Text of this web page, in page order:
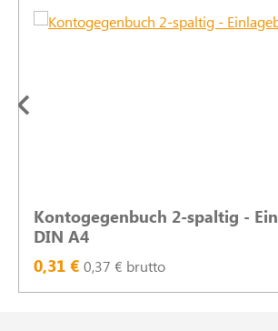
Kontogegenbuch 2-spaltig -
DIN A4
0,31 € 0,37 € brutto